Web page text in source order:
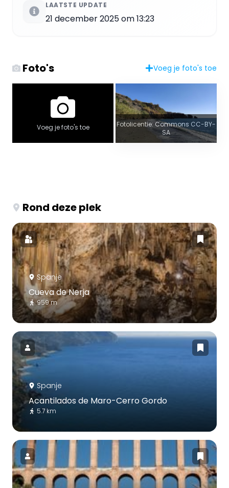
LAATSTE UPDATE
21 december 2025 om 13:23
Foto's Voeg je foto's toe
Voeg je foto's toe
Fotolicentie: Commons CC-BY-
SA
Rond deze plek
Spanje
Cueva de Nerja
959 m
Spanje
Acantilados de Maro-Cerro Gordo
5.7 km